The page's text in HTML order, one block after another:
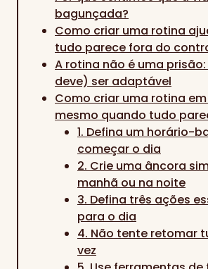
bagunçada?
Como criar uma rotina
tudo parece fora do
A rotina não é uma
deve) ser adaptável
Como criar uma rotina
mesmo quando tudo
1. Defina um horário-
começar o dia
2. Crie uma âncora
manhã ou na noite
3. Defina três ações
para o dia
4. Não tente retomar
vez